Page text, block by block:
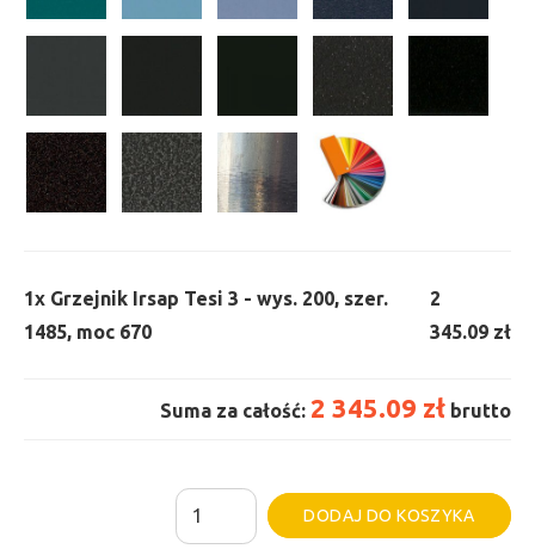
1x Grzejnik Irsap Tesi 3 - wys. 200, szer.
1485, moc 670
2
345.09 zł
Suma za całość: 2 345.09 zł brutto
ilość
Grzejnik
DODAJ DO KOSZYKA